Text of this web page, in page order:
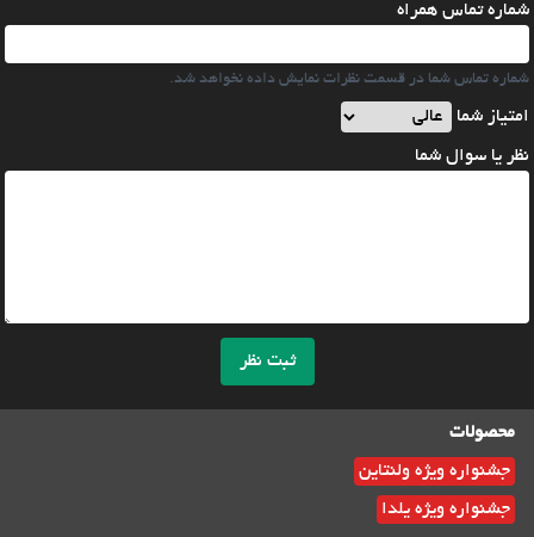
شماره تماس همراه
شماره تماس شما در قسمت نظرات نمایش داده نخواهد شد.
امتیاز شما
نظر یا سوال شما
ثبت نظر
محصولات
جشنواره ویژه ولنتاین
جشنواره ویژه یلدا